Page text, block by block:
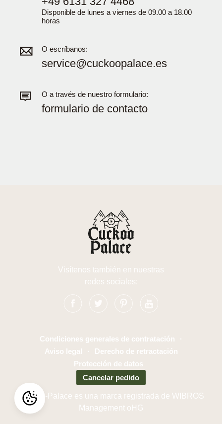
Disponible de lunes a viernes de 09.00 a 18.00
horas
O escríbanos:
service@cuckoopalace.es
O a través de nuestro formulario:
formulario de contacto
Visítenos también en nuestras
redes sociales:
Condiciones generales de contratación
·
Aviso legal
·
Derecho de retractación
Protección de datos
Cancelar pedido
Cuckoo-Palace es una marca registrada de WIBROS
Management oHG